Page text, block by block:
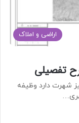
اراضی و املاک
تفصیلی
شهرت دارد وظیفه